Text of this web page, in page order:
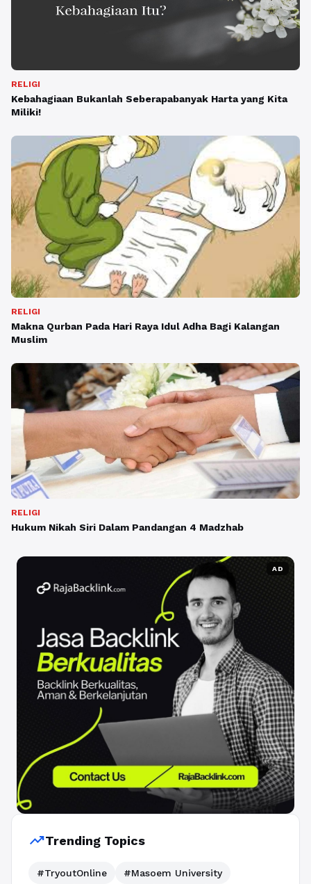
RELIGI
Kebahagiaan Bukanlah Seberapabanyak Harta yang Kita
Miliki!
RELIGI
Makna Qurban Pada Hari Raya Idul Adha Bagi Kalangan
Muslim
RELIGI
Hukum Nikah Siri Dalam Pandangan 4 Madzhab
AD
trending_upTrending Topics
#TryoutOnline
#Masoem University